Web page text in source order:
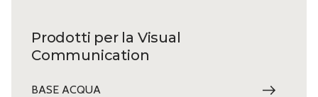
Prodotti per la Visual
Communication
BASE ACQUA